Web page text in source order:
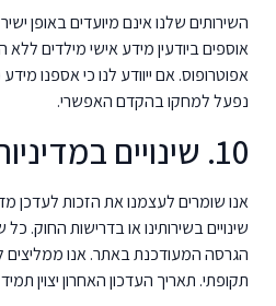
אוספים ביודעין מידע אישי מילדים
אפוטרופוס. אם ייוודע לנו כי אספנו
נפעל למחקו בהקדם האפשרי.
10. שינויים במדיניות הפרטיות
אנו שומרים לעצמנו את הזכות לעדכן
שינויים בשירותינו או בדרישות החוק.
הגרסה המעודכנת באתר. אנו ממליצים
תקופתי. תאריך העדכון האחרון יצוין